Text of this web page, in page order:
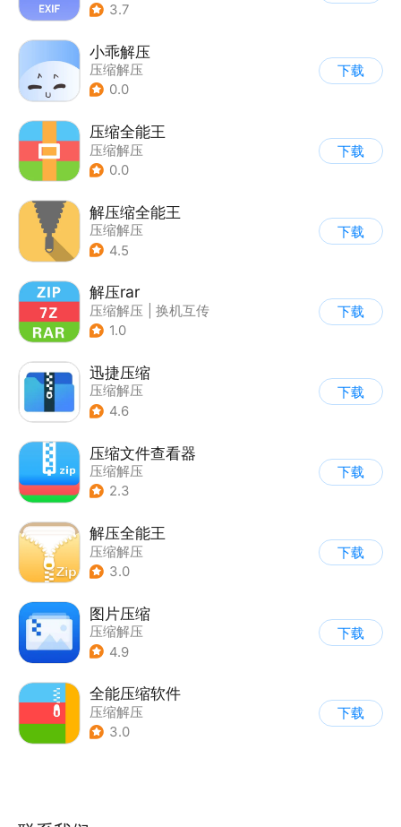
3.7
小乖解压
压缩解压
0.0
下载
压缩全能王
压缩解压
0.0
下载
解压缩全能王
压缩解压
4.5
下载
解压rar
压缩解压
换机互传
1.0
下载
迅捷压缩
压缩解压
4.6
下载
压缩文件查看器
压缩解压
2.3
下载
解压全能王
压缩解压
3.0
下载
图片压缩
压缩解压
4.9
下载
全能压缩软件
压缩解压
3.0
下载